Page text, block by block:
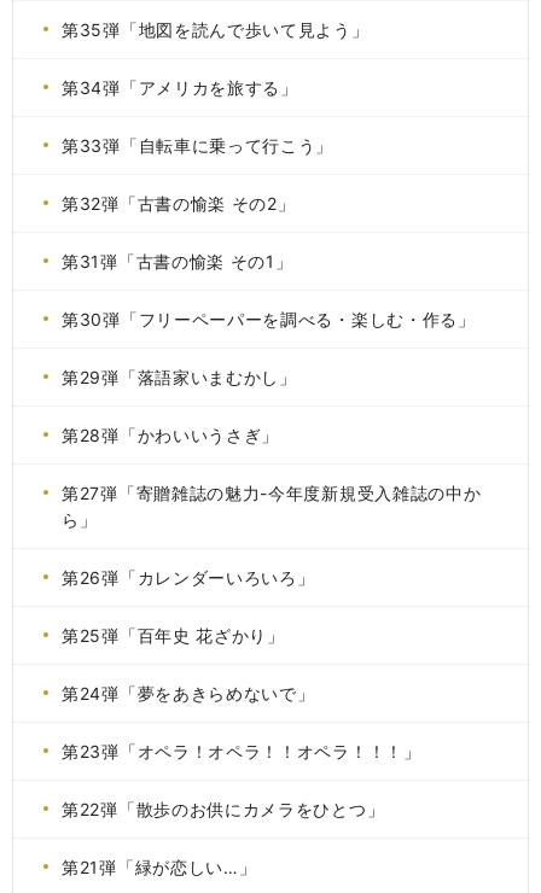
第35弾「地図を読んで歩いて見よう」
第34弾「アメリカを旅する」
第33弾「自転車に乗って行こう」
第32弾「古書の愉楽 その2」
第31弾「古書の愉楽 その1」
第30弾「フリーペーパーを調べる・楽しむ・作る」
第29弾「落語家いまむかし」
第28弾「かわいいうさぎ」
第27弾「寄贈雑誌の魅力-今年度新規受入雑誌の中か
ら」
第26弾「カレンダーいろいろ」
第25弾「百年史 花ざかり」
第24弾「夢をあきらめないで」
第23弾「オペラ！オペラ！！オペラ！！！」
第22弾「散歩のお供にカメラをひとつ」
第21弾「緑が恋しい…」